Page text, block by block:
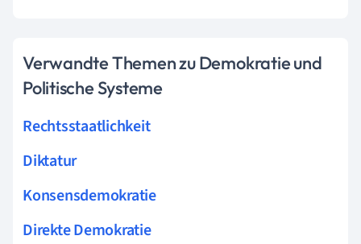
Verwandte Themen zu Demokratie und
Politische Systeme
Rechtsstaatlichkeit
Diktatur
Konsensdemokratie
Direkte Demokratie